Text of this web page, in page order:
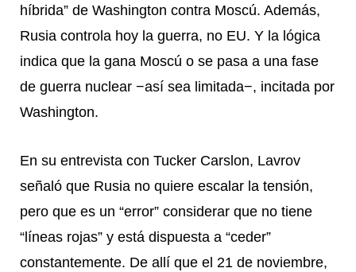
híbrida” de Washington contra Moscú. Además,
Rusia controla hoy la guerra, no EU. Y la lógica
indica que la gana Moscú o se pasa a una fase
de guerra nuclear −así sea limitada−, incitada por
Washington.
En su entrevista con Tucker Carslon, Lavrov
señaló que Rusia no quiere escalar la tensión,
pero que es un “error” considerar que no tiene
“líneas rojas” y está dispuesta a “ceder”
constantemente. De allí que el 21 de noviembre,